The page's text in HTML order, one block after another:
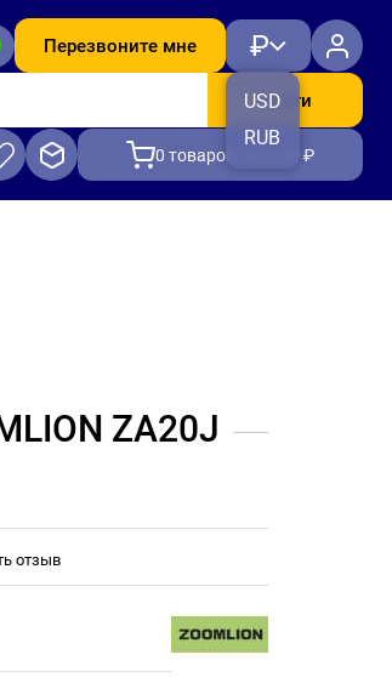
Перезвоните мне ₽
USD
RUB
Найти
0 товаров, на 0.00 ₽
ZA20J
отзыв